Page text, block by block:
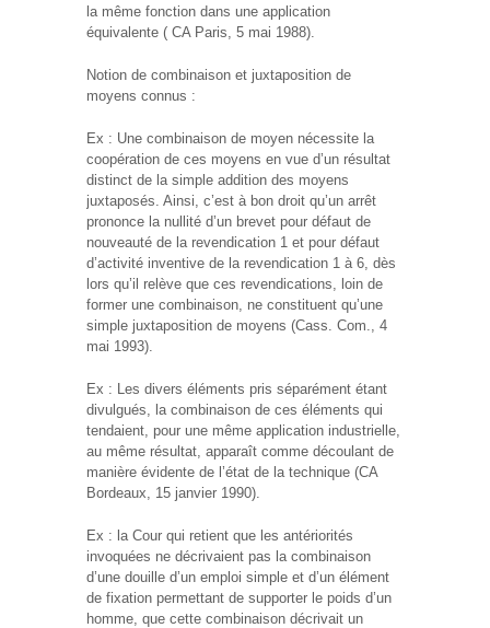
la même fonction dans une application
équivalente ( CA Paris, 5 mai 1988).
Notion de combinaison et juxtaposition de
moyens connus :
Ex : Une combinaison de moyen nécessite la
coopération de ces moyens en vue d’un résultat
distinct de la simple addition des moyens
juxtaposés. Ainsi, c’est à bon droit qu’un arrêt
prononce la nullité d’un brevet pour défaut de
nouveauté de la revendication 1 et pour défaut
d’activité inventive de la revendication 1 à 6, dès
lors qu’il relève que ces revendications, loin de
former une combinaison, ne constituent qu’une
simple juxtaposition de moyens (Cass. Com., 4
mai 1993).
Ex : Les divers éléments pris séparément étant
divulgués, la combinaison de ces éléments qui
tendaient, pour une même application industrielle,
au même résultat, apparaît comme découlant de
manière évidente de l’état de la technique (CA
Bordeaux, 15 janvier 1990).
Ex : la Cour qui retient que les antériorités
invoquées ne décrivaient pas la combinaison
d’une douille d’un emploi simple et d’un élément
de fixation permettant de supporter le poids d’un
homme, que cette combinaison décrivait un